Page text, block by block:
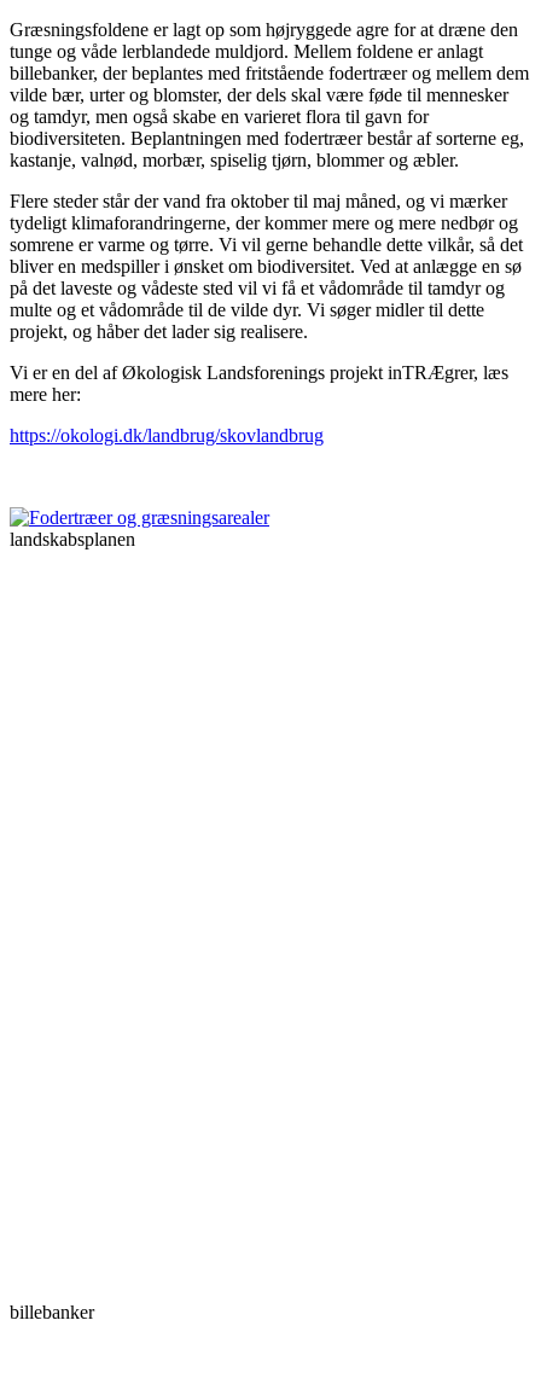
Græsningsfoldene er lagt op som højryggede agre for at dræne den
tunge og våde lerblandede muldjord. Mellem foldene er anlagt
billebanker, der beplantes med fritstående fodertræer og mellem dem
vilde bær, urter og blomster, der dels skal være føde til mennesker
og tamdyr, men også skabe en varieret flora til gavn for
biodiversiteten. Beplantningen med fodertræer består af sorterne eg,
kastanje, valnød, morbær, spiselig tjørn, blommer og æbler.
Flere steder står der vand fra oktober til maj måned, og vi mærker
tydeligt klimaforandringerne, der kommer mere og mere nedbør og
somrene er varme og tørre. Vi vil gerne behandle dette vilkår, så det
bliver en medspiller i ønsket om biodiversitet. Ved at anlægge en sø
på det laveste og vådeste sted vil vi få et vådområde til tamdyr og
multe og et vådområde til de vilde dyr. Vi søger midler til dette
projekt, og håber det lader sig realisere.
Vi er en del af Økologisk Landsforenings projekt inTRÆgrer, læs
mere her:
https://okologi.dk/landbrug/skovlandbrug
landskabsplanen
billebanker